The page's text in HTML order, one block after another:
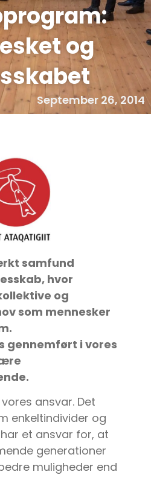
og
September 26, 2014
samfund
hvor
og
som mennesker
gennemført i vores
ansvar. Det
enkeltindivider og
et ansvar for, at
generationer
muligheder end